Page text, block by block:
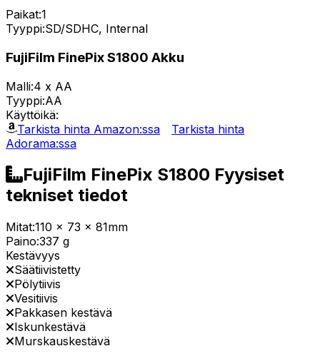
Paikat:1
Tyyppi:SD/SDHC, Internal
FujiFilm FinePix S1800 Akku
Malli:4 x AA
Tyyppi:AA
Käyttöikä:
Tarkista hinta Amazon:ssa
Tarkista hinta
Adorama:ssa
FujiFilm FinePix S1800 Fyysiset
tekniset tiedot
Mitat:110 x 73 x 81mm
Paino:337 g
Kestävyys
Säätiivistetty
Pölytiivis
Vesitiivis
Pakkasen kestävä
Iskunkestävä
Murskauskestävä